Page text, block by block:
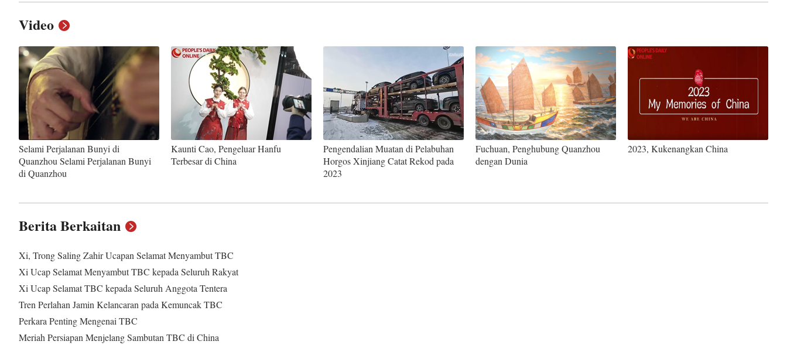
Video
Selami Perjalanan Bunyi di
Quanzhou Selami Perjalanan Bunyi
di Quanzhou
Kaunti Cao, Pengeluar Hanfu
Terbesar di China
Pengendalian Muatan di Pelabuhan
Horgos Xinjiang Catat Rekod pada
2023
Fuchuan, Penghubung Quanzhou
dengan Dunia
2023, Kukenangkan China
Berita Berkaitan
Xi, Trong Saling Zahir Ucapan Selamat Menyambut TBC
Xi Ucap Selamat Menyambut TBC kepada Seluruh Rakyat
Xi Ucap Selamat TBC kepada Seluruh Anggota Tentera
Tren Perlahan Jamin Kelancaran pada Kemuncak TBC
Perkara Penting Mengenai TBC
Meriah Persiapan Menjelang Sambutan TBC di China